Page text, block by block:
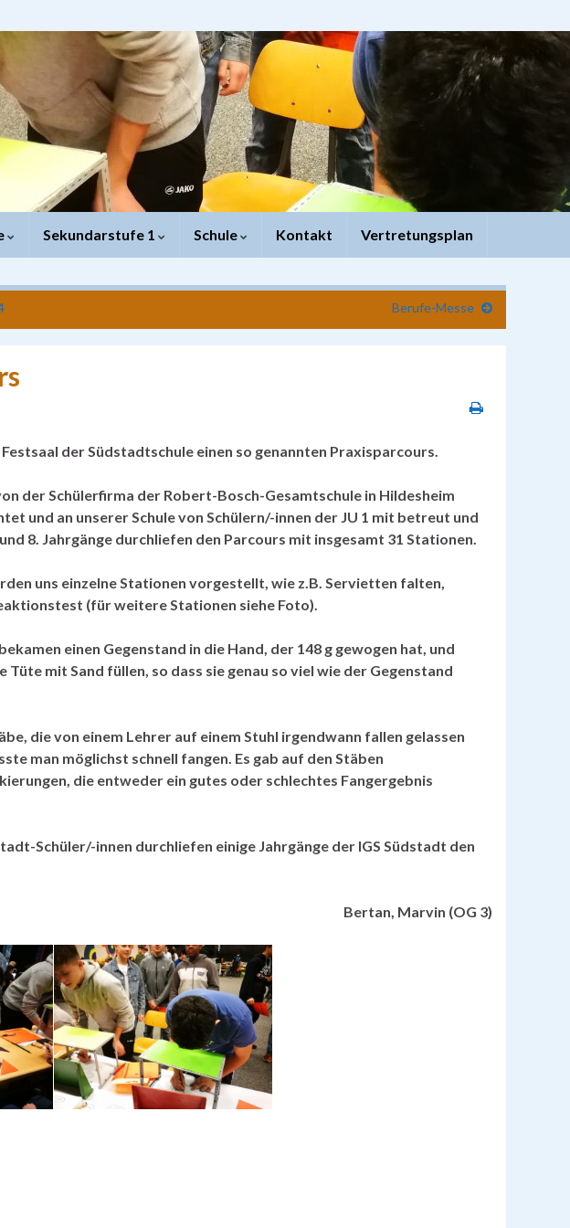
Sekundarstufe 1 Schule Kontakt Vertretungsplan
Berufe-Messe
Festsaal der Südstadtschule einen so genannten Praxisparcours.
der Schülerfirma der Robert-Bosch-Gesamtschule in Hildesheim
und an unserer Schule von Schülern/-innen der JU 1 mit betreut und
8. Jahrgänge durchliefen den Parcours mit insgesamt 31 Stationen.
uns einzelne Stationen vorgestellt, wie z.B. Servietten falten,
(für weitere Stationen siehe Foto).
einen Gegenstand in die Hand, der 148 g gewogen hat, und
Tüte mit Sand füllen, so dass sie genau so viel wie der Gegenstand
die von einem Lehrer auf einem Stuhl irgendwann fallen gelassen
man möglichst schnell fangen. Es gab auf den Stäben
die entweder ein gutes oder schlechtes Fangergebnis
Schüler/-innen durchliefen einige Jahrgänge der IGS Südstadt den
Bertan, Marvin (OG 3)